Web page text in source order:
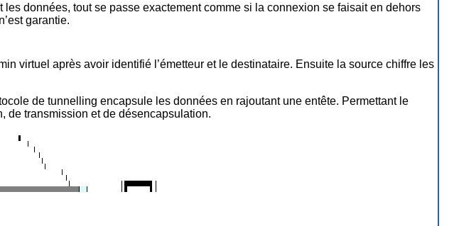
données, tout se passe exactement comme si la connexion se faisait en dehors
garantie.
virtuel après avoir identifié l’émetteur et le destinataire. Ensuite la source chiffre les
de tunnelling encapsule les données en rajoutant une entête. Permettant le
de transmission et de désencapsulation.